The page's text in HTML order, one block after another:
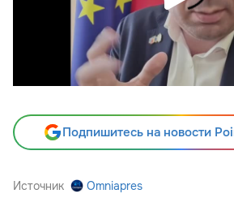
Подпишитесь на новости
Источник Omniapres